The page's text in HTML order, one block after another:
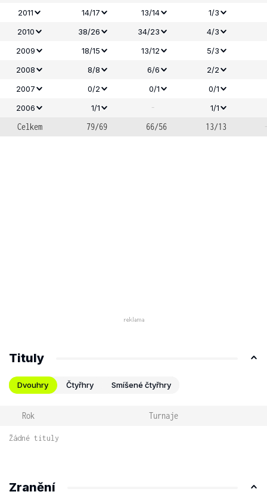
2011 14/17 13/14
1/3
2010
38/26 34/23
4/3
2009
18/15 13/12
5/3
2008
8/8 6/6
2/2
2007
0/2 0/1
0/1
2006
1/1 - 1/1
Celkem 79/69 66/56 13/13
Tituly
Dvouhry Čtyřhry Smíšené čtyřhry
Rok Turnaje
Žádné tituly
Zranění